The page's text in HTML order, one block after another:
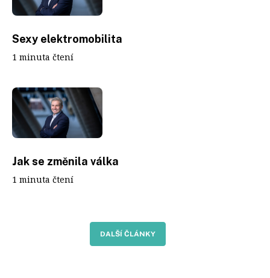
Sexy elektromobilita
1 minuta čtení
Jak se změnila válka
1 minuta čtení
DALŠÍ ČLÁNKY